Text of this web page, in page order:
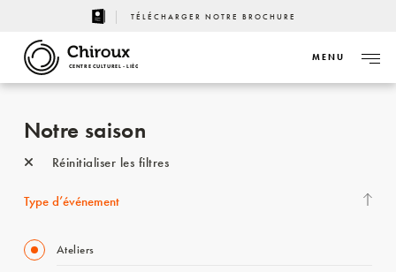
TÉLÉCHARGER NOTRE BROCHURE
CENTRE CULTUREL - LIÈGE
MENU
Notre saison
Réinitialiser les filtres
Type d’événement
Ateliers